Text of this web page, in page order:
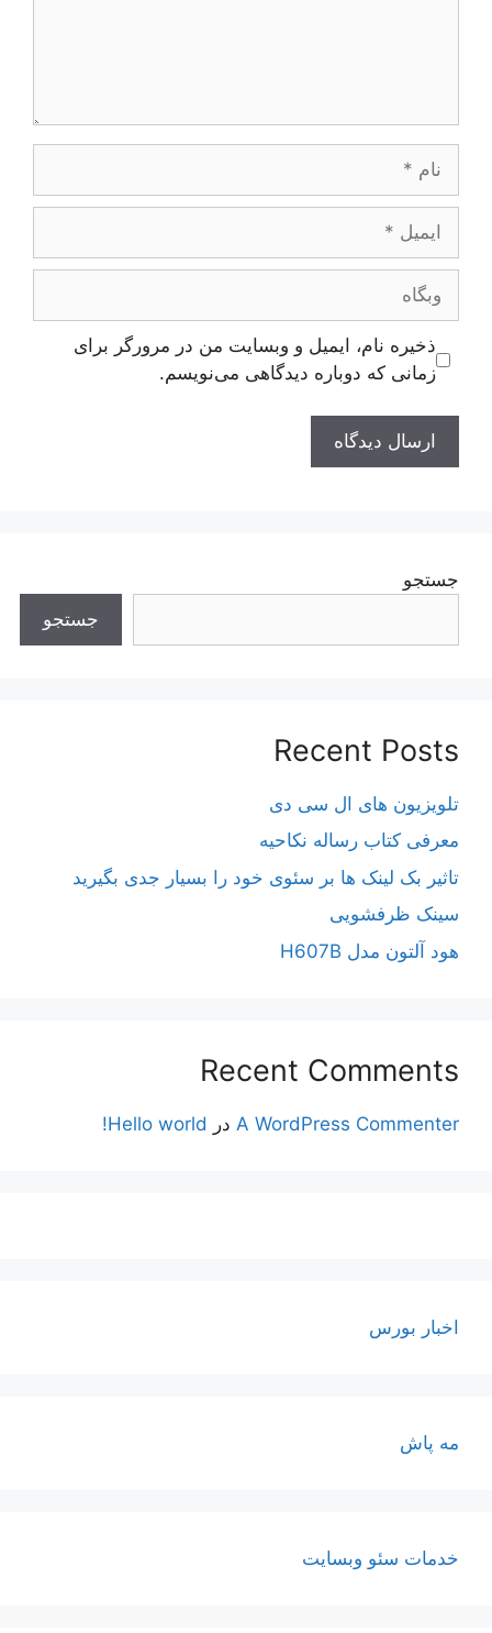
ایمیل
وبگاه
ذخیره نام، ایمیل و وبسایت من در مرورگر برای
زمانی که دوباره دیدگاهی می‌نویسم.
جستجو
جستجو
Recent Posts
تلویزیون های ال سی دی
معرفی کتاب رساله نکاحیه
تاثیر بک لینک ها بر سئوی خود را بسیار جدی بگیرید
سینک ظرفشویی
هود آلتون مدل H607B
Recent Comments
A WordPress Commenter در Hello world!
اخبار بورس
مه پاش
خدمات سئو وبسایت